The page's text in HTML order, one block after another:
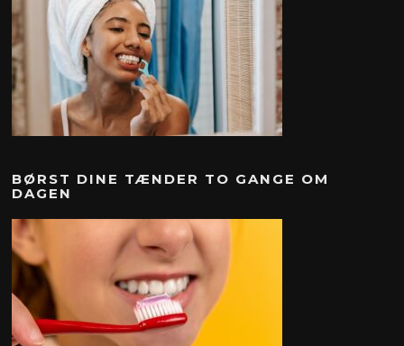
BØRST DINE TÆNDER TO GANGE OM
DAGEN